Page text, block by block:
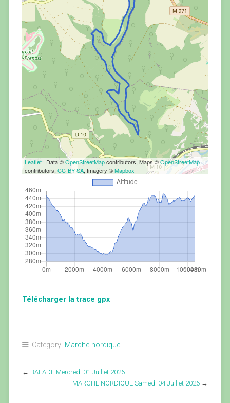
Leaflet| Data ©OpenStreetMapcontributors, Maps ©OpenStreetMap
contributors, CC-BY-SA, Imagery ©Mapbox
Télécharger la trace gpx
Category: Marche nordique
← BALADE Mercredi 01 Juillet 2026
MARCHE NORDIQUE Samedi 04 Juillet 2026 →